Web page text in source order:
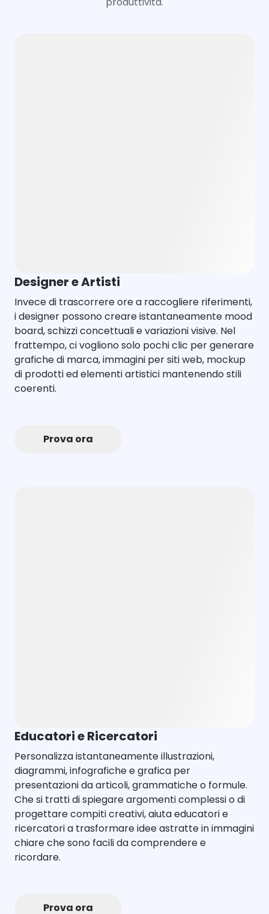
Designer e Artisti
Invece di trascorrere ore a raccogliere riferimenti,
i designer possono creare istantaneamente mood
board, schizzi concettuali e variazioni visive. Nel
frattempo, ci vogliono solo pochi clic per generare
grafiche di marca, immagini per siti web, mockup
di prodotti ed elementi artistici mantenendo stili
coerenti.
Prova ora
Educatori e Ricercatori
Personalizza istantaneamente illustrazioni,
diagrammi, infografiche e grafica per
presentazioni da articoli, grammatiche o formule.
Che si tratti di spiegare argomenti complessi o di
progettare compiti creativi, aiuta educatori e
ricercatori a trasformare idee astratte in immagini
chiare che sono facili da comprendere e
ricordare.
Prova ora